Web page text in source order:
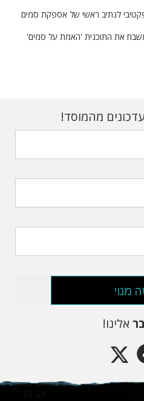
לנתיב ראשי של אספקת סמים
את התוכנית 'האמת על סמים'
מהמוסד!
מנוי
אלינו!